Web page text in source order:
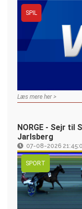
SPIL
Læs mere her >
NORGE - Sejr til
Jarlsberg
07-08-2026
SPORT